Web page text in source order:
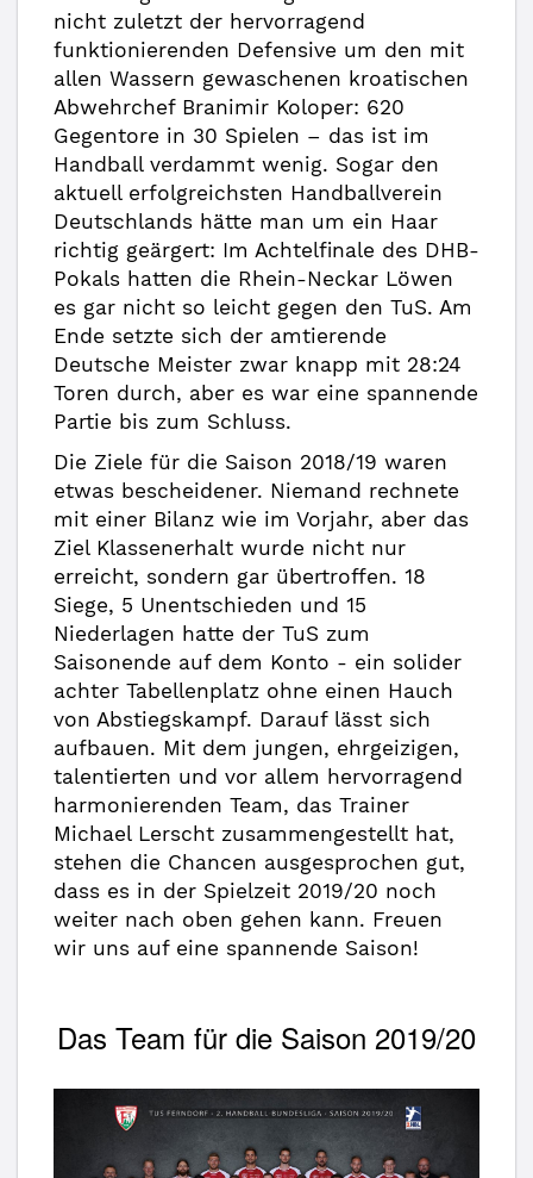
nicht zuletzt der hervorragend
funktionierenden Defensive um den mit
allen Wassern gewaschenen kroatischen
Abwehrchef Branimir Koloper: 620
Gegentore in 30 Spielen – das ist im
Handball verdammt wenig. Sogar den
aktuell erfolgreichsten Handballverein
Deutschlands hätte man um ein Haar
richtig geärgert: Im Achtelfinale des DHB-
Pokals hatten die Rhein-Neckar Löwen
es gar nicht so leicht gegen den TuS. Am
Ende setzte sich der amtierende
Deutsche Meister zwar knapp mit 28:24
Toren durch, aber es war eine spannende
Partie bis zum Schluss.
Die Ziele für die Saison 2018/19 waren
etwas bescheidener. Niemand rechnete
mit einer Bilanz wie im Vorjahr, aber das
Ziel Klassenerhalt wurde nicht nur
erreicht, sondern gar übertroffen. 18
Siege, 5 Unentschieden und 15
Niederlagen hatte der TuS zum
Saisonende auf dem Konto - ein solider
achter Tabellenplatz ohne einen Hauch
von Abstiegskampf. Darauf lässt sich
aufbauen. Mit dem jungen, ehrgeizigen,
talentierten und vor allem hervorragend
harmonierenden Team, das Trainer
Michael Lerscht zusammengestellt hat,
stehen die Chancen ausgesprochen gut,
dass es in der Spielzeit 2019/20 noch
weiter nach oben gehen kann. Freuen
wir uns auf eine spannende Saison!
Das Team für die Saison 2019/20